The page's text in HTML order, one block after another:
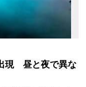
現 昼と夜で異な